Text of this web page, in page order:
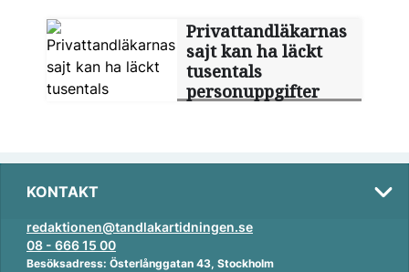
Privattandläkarnas
sajt kan ha läckt
tusentals
personuppgifter
KONTAKT
redaktionen@tandlakartidningen.se
08 - 666 15 00
Besöksadress: Österlånggatan 43, Stockholm